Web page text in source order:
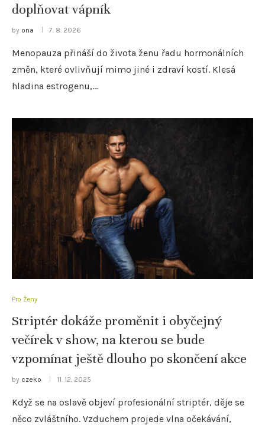
doplňovat vápník
by ona 7. 8. 2026
Menopauza přináší do života ženu řadu hormonálních
změn, které ovlivňují mimo jiné i zdraví kostí. Klesá
hladina estrogenu,…
Pro Ženy
Striptér dokáže proměnit i obyčejný
večírek v show, na kterou se bude
vzpomínat ještě dlouho po skončení akce
by czeko 11. 12. 2025
Když se na oslavě objeví profesionální striptér, děje se
něco zvláštního. Vzduchem projede vlna očekávání,